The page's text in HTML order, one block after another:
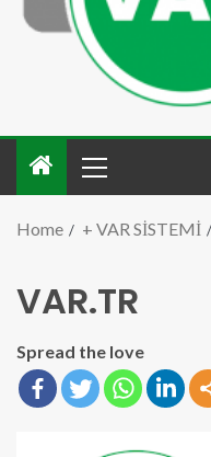
Home + VAR SİSTEMİ
VAR.TR
Spread the love